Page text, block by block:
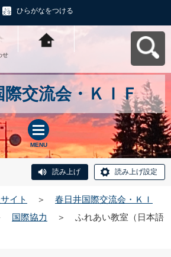
ひらがなをつける
せ
際交流会・ＫＩＦ
MENU
読み上げ 読み上げ設定
イト ＞
春日井国際交流会・ＫＩ
国際協力 ＞
ふれあい教室（日本語